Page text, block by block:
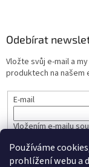
Používáme
prohlížení webu a
Odebírat
Vložte svůj e-mail a
produktech na našem
E-mail
Vložením e-mailu
PŘIHLÁSIT SE